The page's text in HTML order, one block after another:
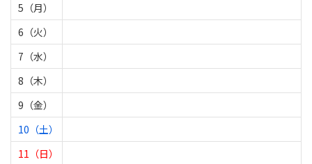
5（月）
6（火）
7（水）
8（木）
9（金）
10（土）
11（日）